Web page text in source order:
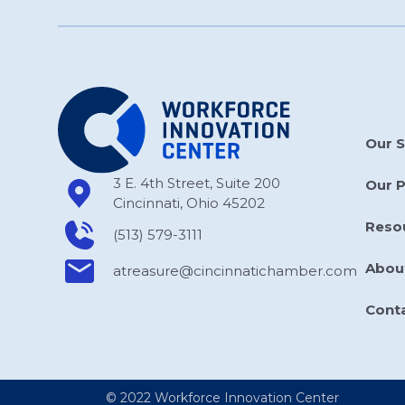
3 E. 4th Street, Suite 200
Cincinnati, Ohio 45202
(513) 579-3111
atreasure​@cincinnatichamber​.com
Our
Our
© 2022 Workforce Innovation Center